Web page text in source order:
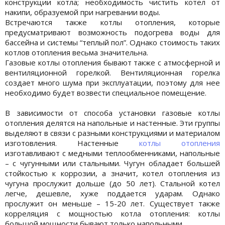
накипи, образуемой при нагревании воды.
Встречаются также котлы отопления, которые
предусматривают возможность подогрева воды для
бассейна и системы “теплый пол”. Однако стоимость таких
котлов отопления весьма значительна.
Газовые котлы отопления бывают также с атмосферной и
вентиляционной горелкой. Вентиляционная горелка
создает много шума при эксплуатации, поэтому для нее
необходимо будет возвести специальное помещение.
В зависимости от способа установки газовые котлы
отопления делятся на напольные и настенные. Эти группы
выделяют в связи с разными конструкциями и материалом
изготовления. Настенные котлы отопления
изготавливают с медными теплообменниками, напольные
– с чугунными или стальными. Чугун обладает большей
стойкостью к коррозии, а значит, котел отопления из
чугуна прослужит дольше (до 50 лет). Стальной котел
легче, дешевле, хуже поддается ударам. Однако
прослужит он меньше – 15-20 лет. Существует также
корреляция с мощностью котла отопления: котлы